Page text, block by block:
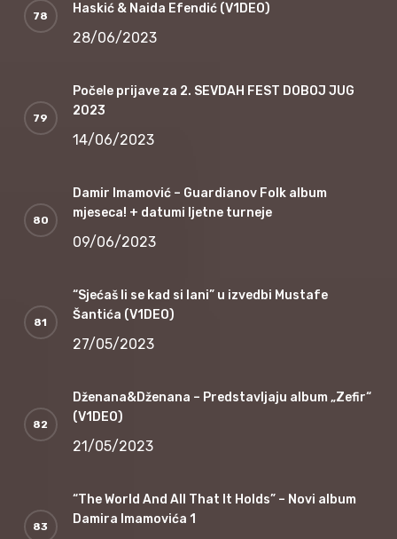
Haskić & Naida Efendić (V1DEO)
28/06/2023
Počele prijave za 2. SEVDAH FEST DOBOJ JUG
2023
14/06/2023
Damir Imamović – Guardianov Folk album
mjeseca! + datumi ljetne turneje
09/06/2023
“Sjećaš li se kad si lani” u izvedbi Mustafe
Šantića (V1DEO)
27/05/2023
Dženana&Dženana – Predstavljaju album „Zefir“
(V1DEO)
21/05/2023
“The World And All That It Holds” – Novi album
Damira Imamovića 1